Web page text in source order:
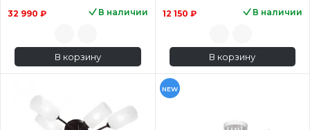
32 990 ₽ В наличии
В корзину
12 150 ₽ В наличии
В корзину
NEW